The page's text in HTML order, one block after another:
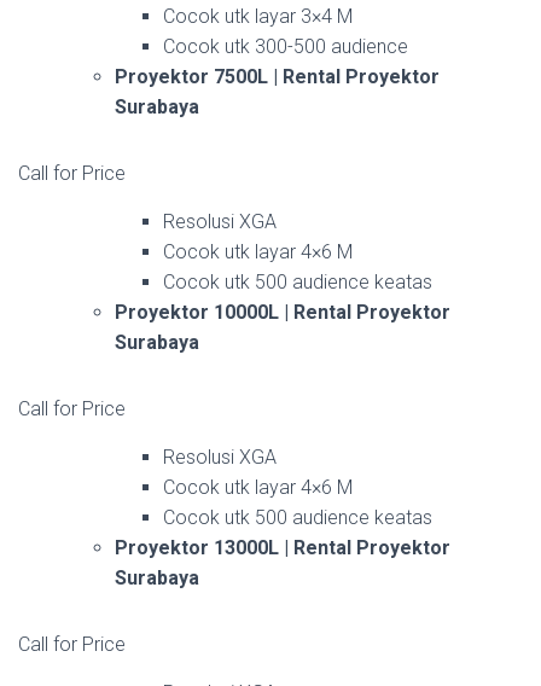
Cocok utk layar 3×4 M
Cocok utk 300-500 audience
Proyektor 7500L | Rental Proyektor
Surabaya
Call for Price
Resolusi XGA
Cocok utk layar 4×6 M
Cocok utk 500 audience keatas
Proyektor 10000L | Rental Proyektor
Surabaya
Call for Price
Resolusi XGA
Cocok utk layar 4×6 M
Cocok utk 500 audience keatas
Proyektor 13000L | Rental Proyektor
Surabaya
Call for Price